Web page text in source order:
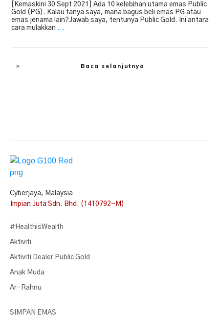
[Kemaskini 30 Sept 2021] Ada 10 kelebihan utama emas Public
Gold (PG). Kalau tanya saya, mana bagus beli emas PG atau
emas jenama lain?Jawab saya, tentunya Public Gold. Ini antara
cara mulakkan ...
Baca selanjutnya
Cyberjaya, Malaysia
Impian Juta Sdn. Bhd. (1410792-M)
#HealthisWealth
Aktiviti
Aktiviti Dealer Public Gold
Anak Muda
Ar-Rahnu
SIMPAN EMAS